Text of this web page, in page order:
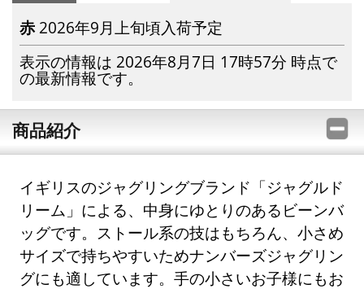
赤 2026年9月上旬頃入荷予定
表示の情報は 2026年8月7日 17時57分 時点で
の最新情報です。
商品紹介
イギリスのジャグリングブランド「ジャグルド
リーム」による、中身にゆとりのあるビーンバ
ッグです。ストール系の技はもちろん、小さめ
サイズで持ちやすいためナンバーズジャグリン
グにも適しています。手の小さいお子様にもお